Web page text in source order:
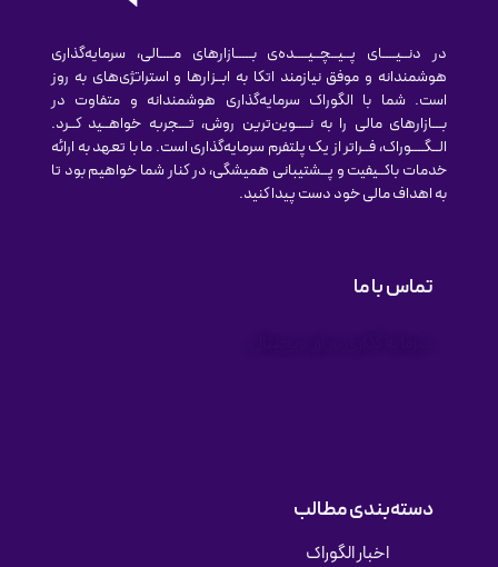
در دنــیــــای پــیــچــیــــده‌ی بـــــازارهای مــــالی، سرمایه‌گذاری
هوشمندانه و موفق نیازمند اتکا به ابــزارها و استراتژی‌های به روز
است. شما با الگوراک سرمایه‌گذاری هوشمندانه و متفاوت در
بـــازارهای مالی را به نــــوین‌ترین روش‌، تـــجربه خواهــید کــرد.
الــگــــوراک، فــراتر از یک پلتفرم سرمایه‌گذاری است. ما با تعهد به ارائه
خدمات باکــیفیت و پــشتیبانی همیشگی، در کنار شما خواهیم بود تا
به اهداف مالی خود دست پیدا کنید.
تماس با ما
دسته‌بندی مطالب
اخبار الگوراک